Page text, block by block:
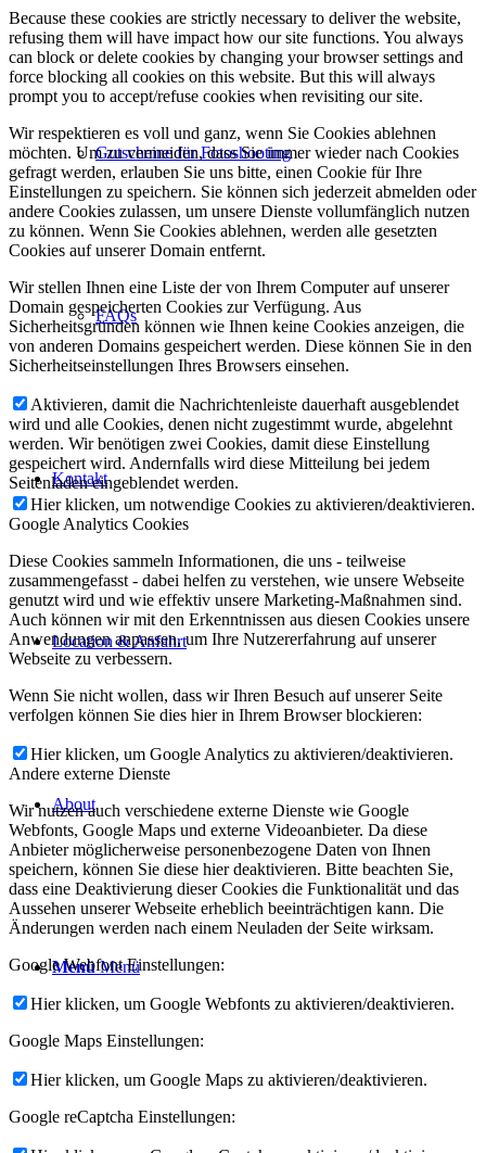
Gutscheine für Fotoshooting
FAQs
Kontakt
Location & Anfahrt
About
Menü Menü
Because these cookies are strictly necessary to deliver the website,
refusing them will have impact how our site functions. You always
can block or delete cookies by changing your browser settings and
force blocking all cookies on this website. But this will always
prompt you to accept/refuse cookies when revisiting our site.
Wir respektieren es voll und ganz, wenn Sie Cookies ablehnen
möchten. Um zu vermeiden, dass Sie immer wieder nach Cookies
gefragt werden, erlauben Sie uns bitte, einen Cookie für Ihre
Einstellungen zu speichern. Sie können sich jederzeit abmelden oder
andere Cookies zulassen, um unsere Dienste vollumfänglich nutzen
zu können. Wenn Sie Cookies ablehnen, werden alle gesetzten
Cookies auf unserer Domain entfernt.
Wir stellen Ihnen eine Liste der von Ihrem Computer auf unserer
Domain gespeicherten Cookies zur Verfügung. Aus
Sicherheitsgründen können wie Ihnen keine Cookies anzeigen, die
von anderen Domains gespeichert werden. Diese können Sie in den
Sicherheitseinstellungen Ihres Browsers einsehen.
Aktivieren, damit die Nachrichtenleiste dauerhaft ausgeblendet
wird und alle Cookies, denen nicht zugestimmt wurde, abgelehnt
werden. Wir benötigen zwei Cookies, damit diese Einstellung
gespeichert wird. Andernfalls wird diese Mitteilung bei jedem
Seitenladen eingeblendet werden.
Hier klicken, um notwendige Cookies zu aktivieren/deaktivieren.
Google Analytics Cookies
Diese Cookies sammeln Informationen, die uns - teilweise
zusammengefasst - dabei helfen zu verstehen, wie unsere Webseite
genutzt wird und wie effektiv unsere Marketing-Maßnahmen sind.
Auch können wir mit den Erkenntnissen aus diesen Cookies unsere
Anwendungen anpassen, um Ihre Nutzererfahrung auf unserer
Webseite zu verbessern.
Wenn Sie nicht wollen, dass wir Ihren Besuch auf unserer Seite
verfolgen können Sie dies hier in Ihrem Browser blockieren:
Hier klicken, um Google Analytics zu aktivieren/deaktivieren.
Andere externe Dienste
Wir nutzen auch verschiedene externe Dienste wie Google
Webfonts, Google Maps und externe Videoanbieter. Da diese
Anbieter möglicherweise personenbezogene Daten von Ihnen
speichern, können Sie diese hier deaktivieren. Bitte beachten Sie,
dass eine Deaktivierung dieser Cookies die Funktionalität und das
Aussehen unserer Webseite erheblich beeinträchtigen kann. Die
Änderungen werden nach einem Neuladen der Seite wirksam.
Google Webfont Einstellungen:
Hier klicken, um Google Webfonts zu aktivieren/deaktivieren.
Google Maps Einstellungen:
Hier klicken, um Google Maps zu aktivieren/deaktivieren.
Google reCaptcha Einstellungen: